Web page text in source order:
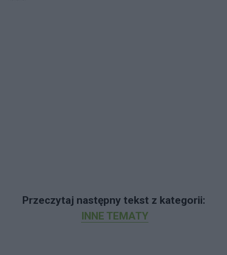
Przeczytaj następny tekst z kategorii:
INNE TEMATY